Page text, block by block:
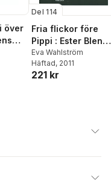
över
Totalt antal röster:
Del 114
Fria flickor före
Pippi : Ester
Nordström och
Karin Michaëlis :
Astrid Lindgrens
Eva Wahlström
Häftad, 2011
221 kr